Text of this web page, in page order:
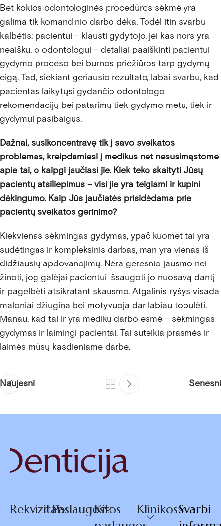
Bet kokios odontologinės procedūros sėkmė yra
galima tik komandinio darbo dėka. Todėl itin svarbu
kalbėtis: pacientui – klausti gydytojo, jei kas nors yra
neaišku, o odontologui – detaliai paaiškinti pacientui
gydymo proceso bei burnos priežiūros tarp gydymų
eigą. Tad, siekiant geriausio rezultato, labai svarbu, kad
pacientas laikytųsi gydančio odontologo
rekomendacijų bei patarimų tiek gydymo metu, tiek ir
gydymui pasibaigus.
Dažnai, susikoncentravę tik į savo sveikatos
problemas, kreipdamiesi į medikus net nesusimąstome
apie tai, o kaipgi jaučiasi jie. Kiek teko skaityti Jūsų
pacientų atsiliepimus – visi jie yra teigiami ir kupini
dėkingumo. Kaip Jūs jaučiatės prisidėdama prie
pacientų sveikatos gerinimo?
Kiekvienas sėkmingas gydymas, ypač kuomet tai yra
sudėtingas ir kompleksinis darbas, man yra vienas iš
didžiausių apdovanojimų. Nėra geresnio jausmo nei
žinoti, jog galėjai pacientui išsaugoti jo nuosavą dantį
ir pagelbėti atsikratant skausmo. Atgalinis ryšys visada
maloniai džiugina bei motyvuoja dar labiau tobulėti.
Manau, kad tai ir yra medikų darbo esmė – sėkmingas
gydymas ir laimingi pacientai. Tai suteikia prasmės ir
laimės mūsų kasdieniame darbe.
Naujesni Senesni
RekvizitaiPaslaugosKitos
KlinikosSvarbi